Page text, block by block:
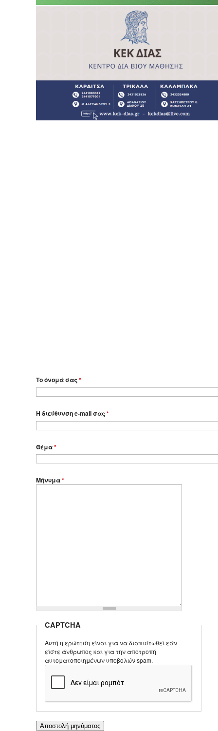
Το όνομά σας*
Η διεύθυνση e-mail σας*
Θέμα*
Μήνυμα*
CAPTCHA
Αυτή η ερώτηση είναι για να διαπιστωθεί εάν
είστε άνθρωπος και για την αποτροπή
αυτοματοποιημένων υποβολών spam.